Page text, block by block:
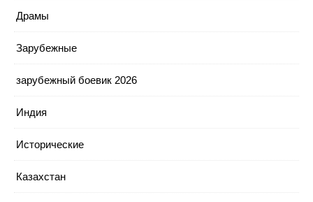
Драмы
Зарубежные
зарубежный боевик 2026
Индия
Исторические
Казахстан